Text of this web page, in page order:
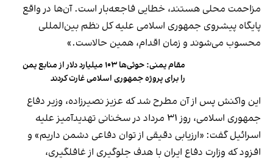
مزاحمت محلی هستند، خطایی فاجعه‌بار است. آن‌ها در واقع
پایگاه پیشروی جمهوری اسلامی علیه کل نظم بین‌المللی
محسوب می‌شوند و زمان اقدام، همین حالاست.»
مقام یمنی: حوثی‌ها ۱۰۳ میلیارد دلار از منابع یمن
را برای پروژه جمهوری اسلامی غارت کردند
این واکنش پس از آن مطرح شد که عزیز نصیرزاده، وزیر دفاع
جمهوری اسلامی، روز ۳۱ مرداد در سخنانی تهدیدآمیز علیه
اسرائیل گفت: «ارزیابی دقیقی از توان دفاعی دشمن داریم» و
افزود که وزارت دفاع ایران با هدف جلوگیری از غافلگیری،